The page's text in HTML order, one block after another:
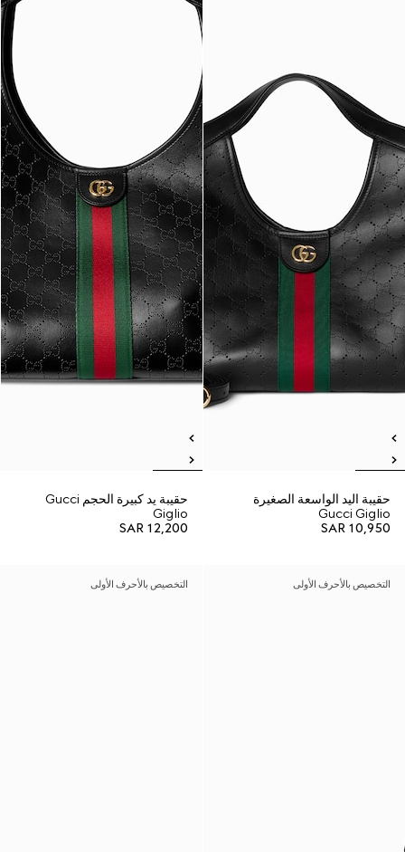
حقيبة اليد الواسعة الصغيرة
Gucci Giglio
SAR 10,950
حقيبة يد كبيرة الحجم Gucci
Giglio
SAR 12,200
التخصيص بالأحرف الأولى التخصيص بالأحرف الأولى